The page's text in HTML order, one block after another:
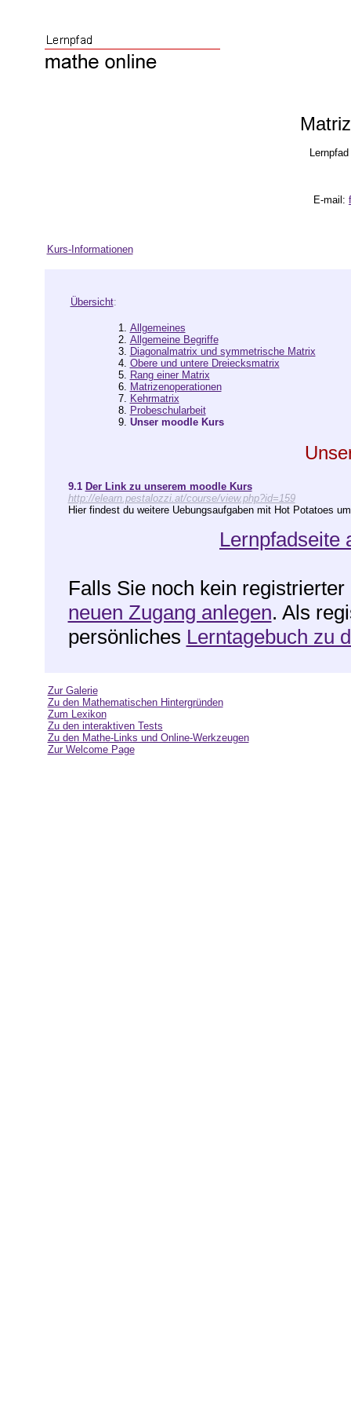
E-mail:
Kurs-Informationen
Übersicht:
1. Allgemeines
2. Allgemeine Begriffe
3. Diagonalmatrix und symmetrische Matrix
4. Obere und untere Dreiecksmatrix
5. Rang einer Matrix
6. Matrizenoperationen
7. Kehrmatrix
8. Probeschularbeit
9. Unser moodle Kurs
9.1 Der Link zu unserem moodle Kurs
http://elearn.pestalozzi.at/course/view.php?id=159
Hier findest du weitere Uebungsaufgaben mit Hot Potatoes
Lernpfadseite
Falls Sie noch kein
neuen Zugang anlegen. Als
persönliches Lerntagebuch zu
Zur Galerie
Zu den Mathematischen Hintergründen
Zum Lexikon
Zu den interaktiven Tests
Zu den Mathe-Links und Online-Werkzeugen
Zur Welcome Page